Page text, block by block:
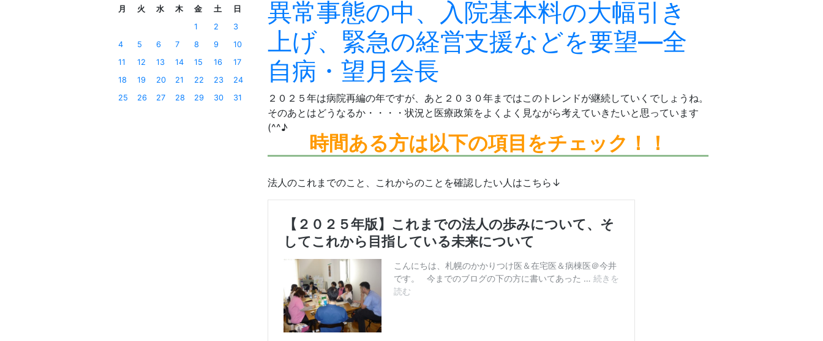
異常事態の中、入院基本料の大幅引き
上げ、緊急の経営支援などを要望—全
自病・望月会長
２０２５年は病院再編の年ですが、あと２０３０年まではこのトレンドが継続していくでしょうね。
そのあとはどうなるか・・・・状況と医療政策をよくよく見ながら考えていきたいと思っています
(^^♪
時間ある方は以下の項目をチェック！！
法人のこれまでのこと、これからのことを確認したい人はこちら↓
月
火 水 木 金 土
日
1
2
3
4
5 6 7 8 9
10
11
12 13 14 15 16
17
18
19 20 21 22 23
24
25
26 27 28 29 30 31